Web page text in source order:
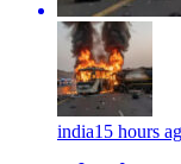
മദീനയിലെ
നല്‍കുമെന്ന്